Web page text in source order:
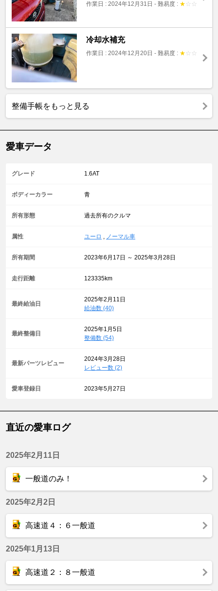
作業日 : 2024年12月31日 - 難易度 : ★ ☆ ☆
冷却水補充
作業日 : 2024年12月20日 - 難易度 : ★ ☆ ☆
整備手帳をもっと見る
愛車データ
グレード 1.6AT
ボディーカラー 青
所有形態 過去所有のクルマ
属性 ユーロ , ノーマル車
所有期間 2023年6月17日 ～ 2025年3月28日
走行距離 123335km
最終給油日
2025年2月11日
給油数 (40)
最終整備日
2025年1月5日
整備数 (54)
最新パーツレビュー
2024年3月28日
レビュー数 (2)
愛車登録日 2023年5月27日
直近の愛車ログ
2025年2月11日
一般道のみ！
2025年2月2日
高速道４：６一般道
2025年1月13日
高速道２：８一般道